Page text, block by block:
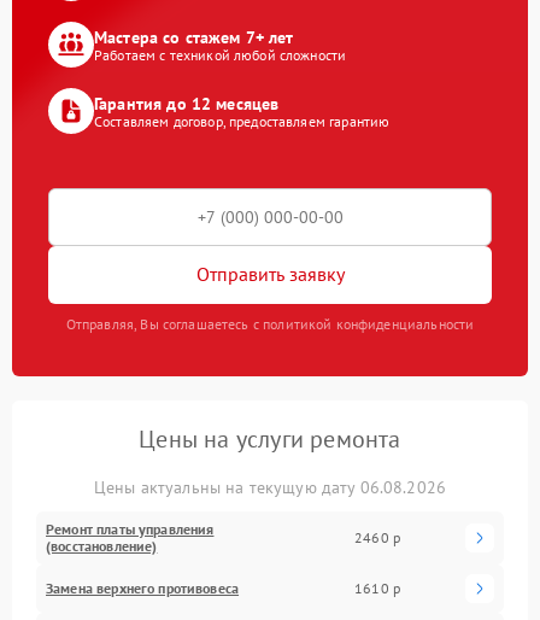
Мастера со стажем 7+ лет
Работаем с техникой любой сложности
Гарантия до 12 месяцев
Составляем договор, предоставляем гарантию
Отправить заявку
Отправляя, Вы соглашаетесь с политикой конфиденциальности
Цены на услуги ремонта
Цены актуальны на текущую дату 06.08.2026
Ремонт платы управления
(восстановление)
2460 р
Замена верхнего противовеса 1610 р